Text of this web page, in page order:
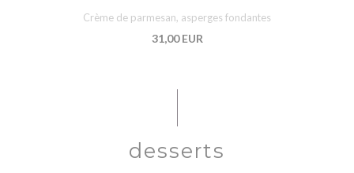
Crème de parmesan, asperges fondantes
31,00 EUR
desserts